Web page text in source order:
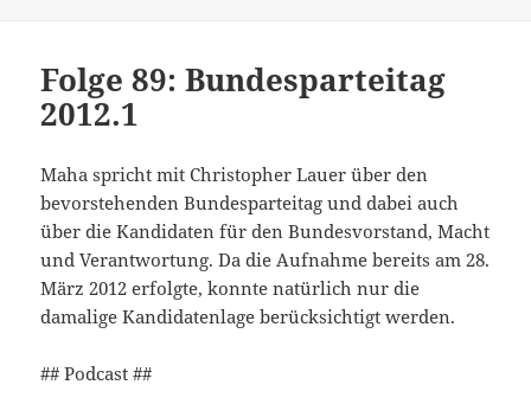
Folge 89: Bundesparteitag
2012.1
Maha spricht mit Christopher Lauer über den
bevorstehenden Bundesparteitag und dabei auch
über die Kandidaten für den Bundesvorstand, Macht
und Verantwortung. Da die Aufnahme bereits am 28.
März 2012 erfolgte, konnte natürlich nur die
damalige Kandidatenlage berücksichtigt werden.
## Podcast ##